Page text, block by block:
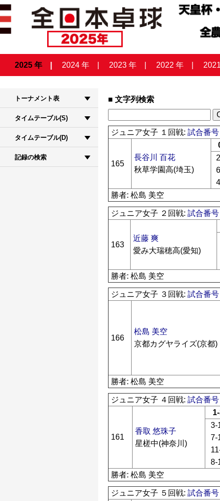
2025 年 2024 年 2023 年 2022 年
トーナメント表
タイムテーブル(S)
タイムテーブル(D)
記録の検索
文字列検索
ジュニア女子 １回戦:試合番
165
長谷川 百花
秋草学園高(埼玉)
勝者: 松島 美空
ジュニア女子 ２回戦:試合番
163
近藤 爽
愛み大瑞穂高(愛知)
勝者: 松島 美空
ジュニア女子 ３回戦:試合番
166
松島 美空
京都カグヤライズ(京都)
勝者: 松島 美空
ジュニア女子 ４回戦:試合番
161
香取 悠珠子
星槎中(神奈川)
3-
7-
8-
勝者: 松島 美空
ジュニア女子 ５回戦:試合番